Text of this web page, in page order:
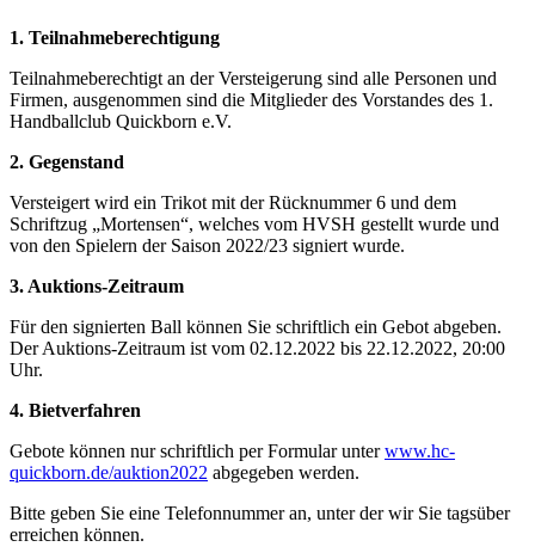
1. Teilnahmeberechtigung
Teilnahmeberechtigt an der Versteigerung sind alle Personen und
Firmen, ausgenommen sind die Mitglieder des Vorstandes des 1.
Handballclub Quickborn e.V.
2. Gegenstand
Versteigert wird ein Trikot mit der Rücknummer 6 und dem
Schriftzug „Mortensen“, welches vom HVSH gestellt wurde und
von den Spielern der Saison 2022/23 signiert wurde.
3. Auktions-Zeitraum
Für den signierten Ball können Sie schriftlich ein Gebot abgeben.
Der Auktions-Zeitraum ist vom 02.12.2022 bis 22.12.2022, 20:00
Uhr.
4. Bietverfahren
Gebote können nur schriftlich per Formular unterwww.hc-
quickborn.de/auktion2022 abgegeben werden.
Bitte geben Sie eine Telefonnummer an, unter der wir Sie tagsüber
erreichen können.